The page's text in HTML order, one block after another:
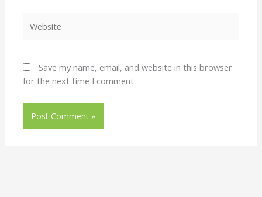
Save my name, email, and website in this browser
for the next time I comment.